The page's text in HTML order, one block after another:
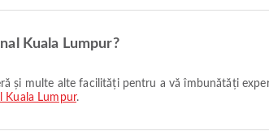
Kuala Lumpur?
Kuala Lumpur.